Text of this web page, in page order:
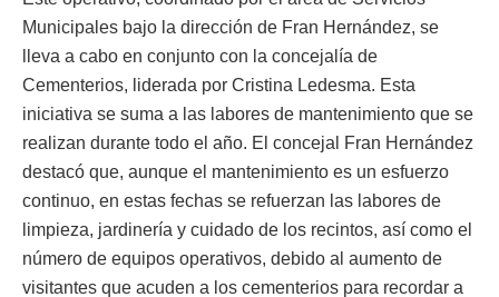
Municipales bajo la dirección de Fran Hernández, se
lleva a cabo en conjunto con la concejalía de
Cementerios, liderada por Cristina Ledesma. Esta
iniciativa se suma a las labores de mantenimiento que se
realizan durante todo el año. El concejal Fran Hernández
destacó que, aunque el mantenimiento es un esfuerzo
continuo, en estas fechas se refuerzan las labores de
limpieza, jardinería y cuidado de los recintos, así como el
número de equipos operativos, debido al aumento de
visitantes que acuden a los cementerios para recordar a